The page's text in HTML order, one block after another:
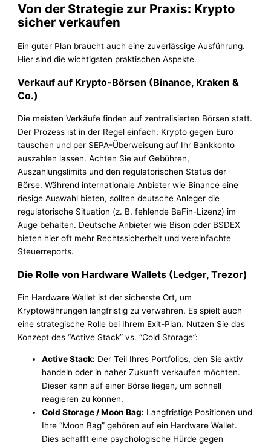
Von der Strategie zur Praxis: Krypto
sicher verkaufen
Ein guter Plan braucht auch eine zuverlässige Ausführung.
Hier sind die wichtigsten praktischen Aspekte.
Verkauf auf Krypto-Börsen (Binance, Kraken &
Co.)
Die meisten Verkäufe finden auf zentralisierten Börsen statt.
Der Prozess ist in der Regel einfach: Krypto gegen Euro
tauschen und per SEPA-Überweisung auf Ihr Bankkonto
auszahlen lassen. Achten Sie auf Gebühren,
Auszahlungslimits und den regulatorischen Status der
Börse. Während internationale Anbieter wie Binance eine
riesige Auswahl bieten, sollten deutsche Anleger die
regulatorische Situation (z. B. fehlende BaFin-Lizenz) im
Auge behalten. Deutsche Anbieter wie Bison oder BSDEX
bieten hier oft mehr Rechtssicherheit und vereinfachte
Steuerreports.
Die Rolle von Hardware Wallets (Ledger, Trezor)
Ein Hardware Wallet ist der sicherste Ort, um
Kryptowährungen langfristig zu verwahren. Es spielt auch
eine strategische Rolle bei Ihrem Exit-Plan. Nutzen Sie das
Konzept des “Active Stack” vs. “Cold Storage”:
Active Stack: Der Teil Ihres Portfolios, den Sie aktiv
handeln oder in naher Zukunft verkaufen möchten.
Dieser kann auf einer Börse liegen, um schnell
reagieren zu können.
Cold Storage / Moon Bag: Langfristige Positionen und
Ihre “Moon Bag” gehören auf ein Hardware Wallet.
Dies schafft eine psychologische Hürde gegen